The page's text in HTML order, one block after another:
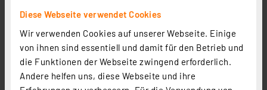
Diese Webseite verwendet Cookies
Wir verwenden Cookies auf unserer Webseite. Einige
von ihnen sind essentiell und damit für den Betrieb und
die Funktionen der Webseite zwingend erforderlich.
Andere helfen uns, diese Webseite und ihre
SMART+ Smart Home Wassersensor, WLAN, IP67, Weiß